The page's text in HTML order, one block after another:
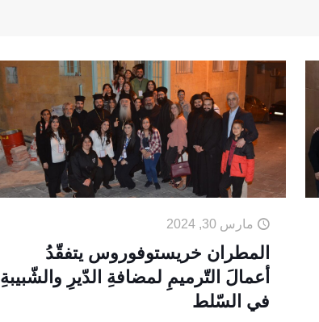
مارس 30, 2024
المطران خريستوفوروس يتفقّدُ
أعمالَ التّرميمِ لمضافةِ الدّيرِ والشّبيبةِ
في السّلط